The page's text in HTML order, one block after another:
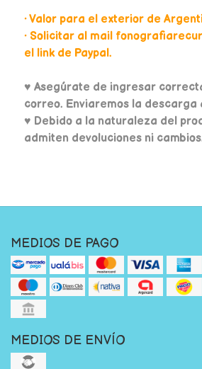
• Valor para el exterior de
• Solicitar al mail
el link de Paypal.
♥ Asegúrate de ingresar
correo. Enviaremos la descarga
♥ Debido a la naturaleza del
admiten devoluciones ni
MEDIOS DE PAGO
MEDIOS DE ENVÍO